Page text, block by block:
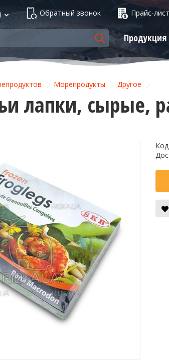
Обратный звонок Прайс-лист
Продукция
Морепродукты Другое
лапки, сырые,
Код: